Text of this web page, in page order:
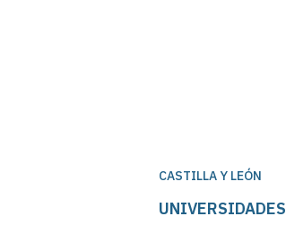
CASTILLA Y LEÓN
UNIVERSIDADES